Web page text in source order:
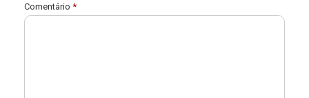
Comentário *